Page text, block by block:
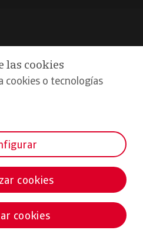
las cookies
cookies o tecnologías
cookies
cookies